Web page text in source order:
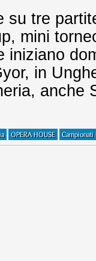
su tre
mini
iniziano
in
anche
OPERA HOUSE Campionati